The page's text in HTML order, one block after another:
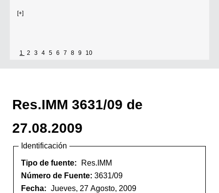
[+]
1 2 3 4 5 6 7 8 9 10
Res.IMM 3631/09 de
27.08.2009
Identificación
Tipo de fuente:
Res.IMM
Número de Fuente: 3631/09
Fecha: Jueves, 27 Agosto, 2009